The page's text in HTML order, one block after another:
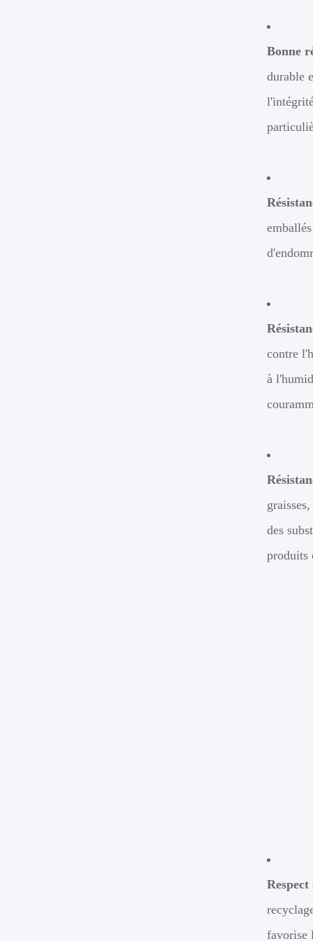
Bonne
durable
contre
à
des
produits
favorise